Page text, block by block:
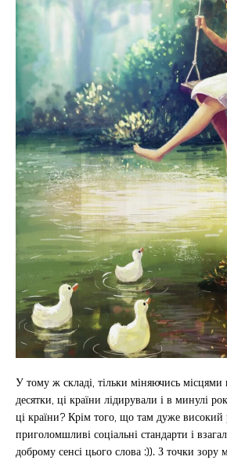
У тому ж складі, тільки міняючись місцями
десятки, ці країни лідирували і в минулі
ці країни? Крім того, що там дуже високий
приголомшливі соціальні стандарти і
доброму сенсі цього слова :)). З точки зору